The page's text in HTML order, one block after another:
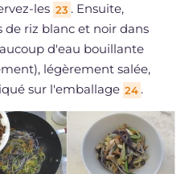
les 23 . Ensuite,
de riz blanc et noir dans
d'eau bouillante
légèrement salée,
sur l'emballage 24 .